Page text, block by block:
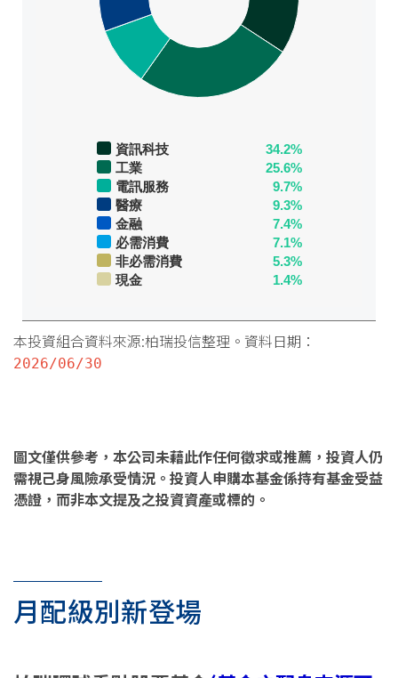
資訊科技
34.2%
工業
25.6%
電訊服務
9.7%
醫療
9.3%
金融
7.4%
必需消費
7.1%
非必需消費
5.3%
現金
1.4%
本投資組合資料來源:柏瑞投信整理。資料日期：
2026/06/30
圖文僅供參考，本公司未藉此作任何徵求或推薦，投資人仍
需視己身風險承受情況。投資人申購本基金係持有基金受益
憑證，而非本文提及之投資資產或標的。
月配級別新登場